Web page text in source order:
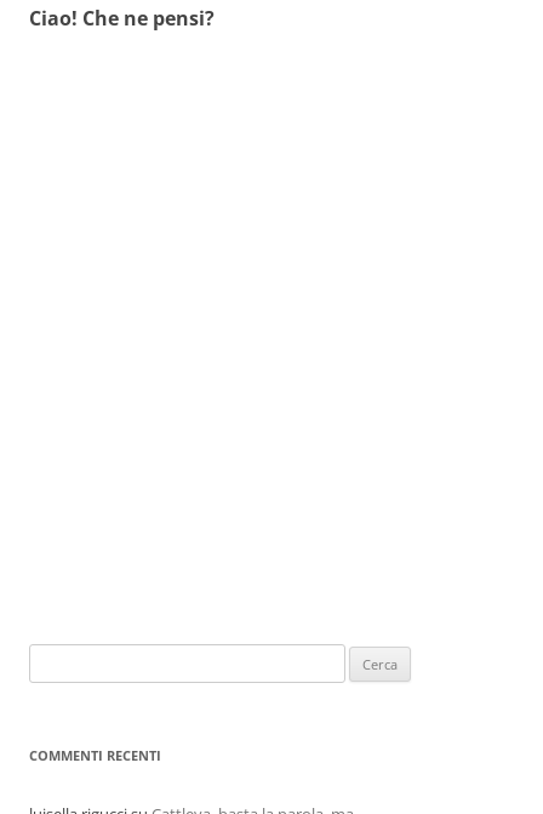
Ciao! Che ne pensi?
COMMENTI RECENTI